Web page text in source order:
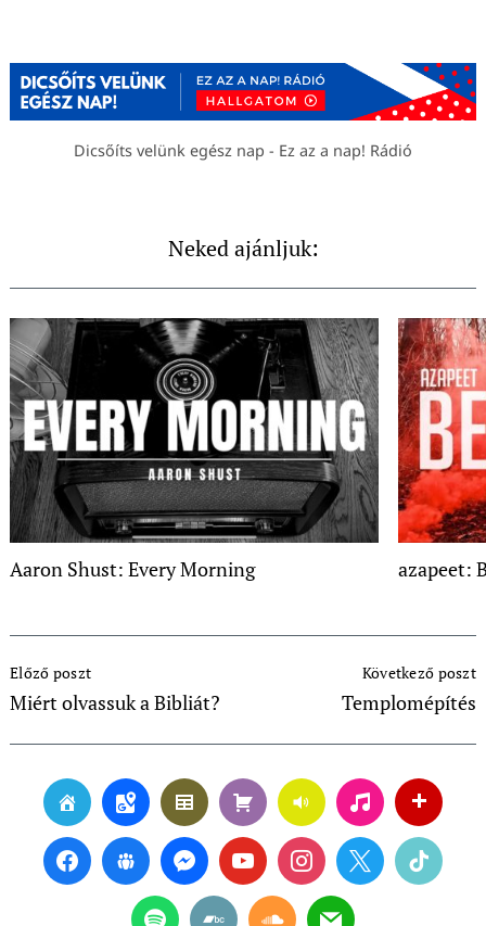
Dicsőíts velünk egész nap - Ez az a nap! Rádió
Neked ajánljuk:
Aaron Shust: Every Morning azapeet:
Navigation
Előző poszt
Miért olvassuk a Bibliát?
Következő poszt
Templomépítés